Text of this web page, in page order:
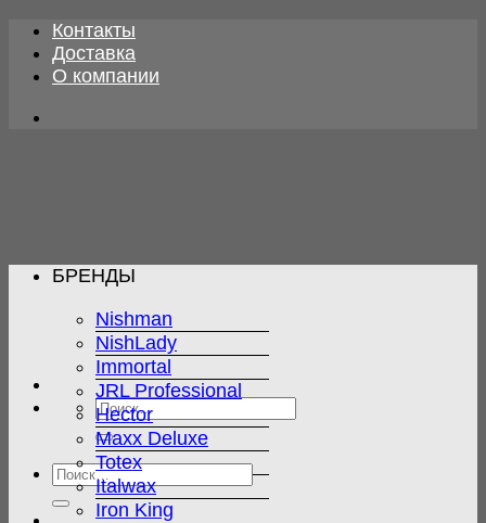
Skip
content
Контакты
Доставка
О компании
Искать:
Искать:
БРЕНДЫ
Nishman
NishLady
Immortal
JRL Professional
Hector
Maxx Deluxe
Totex
Italwax
Iron King